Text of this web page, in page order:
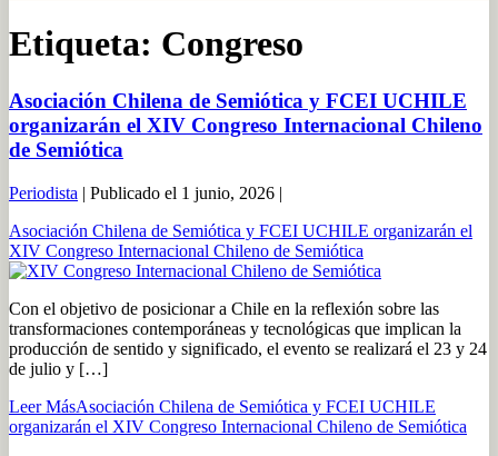
Etiqueta: Congreso
Asociación Chilena de Semiótica y FCEI UCHILE
organizarán el XIV Congreso Internacional Chileno
de Semiótica
Periodista | Publicado el 1 junio, 2026 |
Asociación Chilena de Semiótica y FCEI UCHILE organizarán el
XIV Congreso Internacional Chileno de Semiótica
Con el objetivo de posicionar a Chile en la reflexión sobre las
transformaciones contemporáneas y tecnológicas que implican la
producción de sentido y significado, el evento se realizará el 23 y 24
de julio y […]
Leer MásAsociación Chilena de Semiótica y FCEI UCHILE
organizarán el XIV Congreso Internacional Chileno de Semiótica